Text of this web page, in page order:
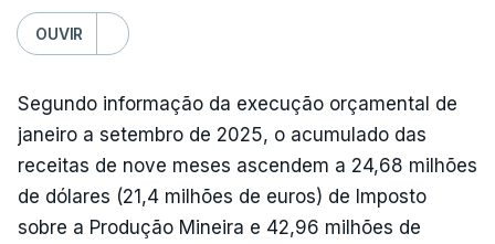
OUVIR
Segundo informação da execução orçamental de
janeiro a setembro de 2025, o acumulado das
receitas de nove meses ascendem a 24,68 milhões
de dólares (21,4 milhões de euros) de Imposto
sobre a Produção Mineira e 42,96 milhões de